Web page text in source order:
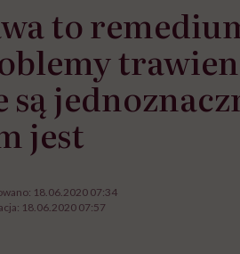
to
są
jest
18.06.2020 07:34
18.06.2020 07:57